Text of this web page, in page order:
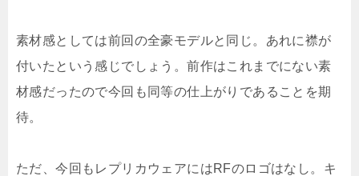
素材感としては前回の全豪モデルと同じ。あれに襟が
付いたという感じでしょう。前作はこれまでにない素
材感だったので今回も同等の仕上がりであることを期
待。
ただ、今回もレプリカウェアにはRFのロゴはなし。キ